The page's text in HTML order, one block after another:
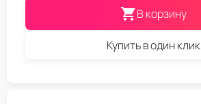
В корзину
Купить в один клик